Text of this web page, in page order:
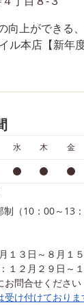
本
グの
れか
い
土日
林寺4
水 木 金
制（10：00～13
１３日～８月１
１２月２９日～
お問合せください
受け付けておりま